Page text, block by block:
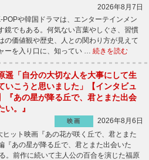
2026年8月7日
や韓国ドラマは、エンターテインメン
鏡でもある。何気ない言葉やしぐさ、習慣
の価値観や歴史、人との関わり方が見えて
ーを入り口に、知ってい … 続きを読む
遥「自分の大切な人を大事にして生
いこうと思いました」【インタビュ
『あの星が降る丘で、君とまた出会
い。』
映画
2026年8月6日
ット映画『あの花が咲く丘で、君とまた
『あの星が降る丘で、君とまた出会いた
。前作に続いて主人公の百合を演じた福原